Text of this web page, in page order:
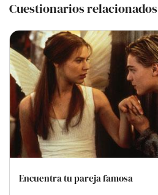
Cuestionarios relacionados
Encuentra tu pareja famosa